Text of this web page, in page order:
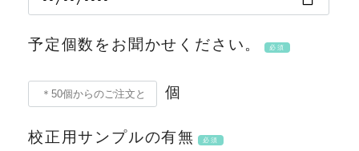
予定個数をお聞かせください。 必須
個
校正用サンプルの有無 必須